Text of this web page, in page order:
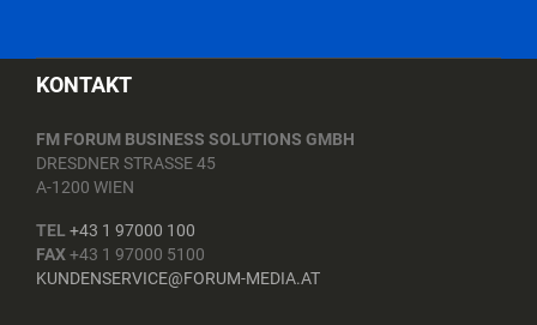
KONTAKT
FM FORUM BUSINESS SOLUTIONS GMBH
DRESDNER STRASSE 45
A-1200 WIEN
TEL +43 1 97000 100
FAX+43 1 97000 5100
KUNDENSERVICE@FORUM-MEDIA.AT